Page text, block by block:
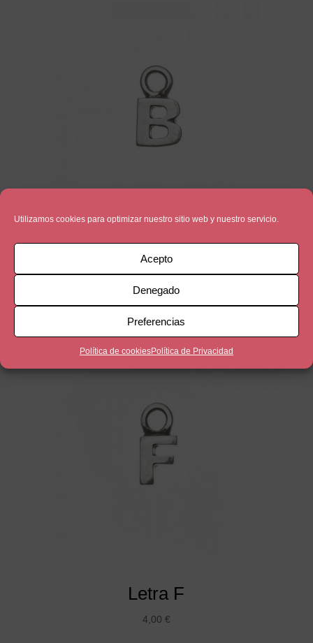
Utilizamos cookies para optimizar nuestro sitio web y nuestro servicio.
Acepto
Denegado
Preferencias
Política de cookiesPolítica de Privacidad
Letra B
Letra F
4,00 €